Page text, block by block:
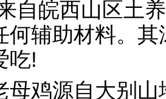
自皖西山区土
何辅助材料。
吃!
源自大别山